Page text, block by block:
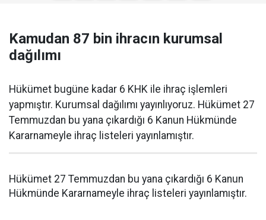
Kamudan 87 bin ihracın kurumsal
dağılımı
Hükümet bugüne kadar 6 KHK ile ihraç işlemleri
yapmıştır. Kurumsal dağılımı yayınlıyoruz. Hükümet 27
Temmuzdan bu yana çıkardığı 6 Kanun Hükmünde
Kararnameyle ihraç listeleri yayınlamıştır.
Hükümet 27 Temmuzdan bu yana çıkardığı 6 Kanun
Hükmünde Kararnameyle ihraç listeleri yayınlamıştır.